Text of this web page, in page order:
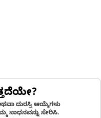
ದುರಸ್ತಿ ಆಯ್ಕೆಗಳು
ಸಾಧನವನ್ನು ಸೇರಿಸಿ.